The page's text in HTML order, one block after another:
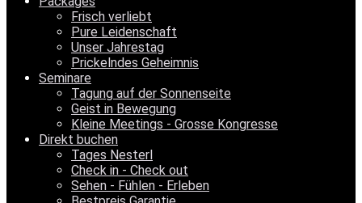
Frisch verliebt
Pure Leidenschaft
Unser Jahrestag
Prickelndes Geheimnis
Seminare
Tagung auf der Sonnenseite
Geist in Bewegung
Kleine Meetings - Grosse Kongresse
Direkt buchen
Tages Nesterl
Check in - Check out
Sehen - Fühlen - Erleben